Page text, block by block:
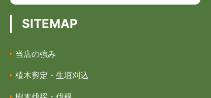
SITEMAP
当店の強み
植木剪定・生垣刈込